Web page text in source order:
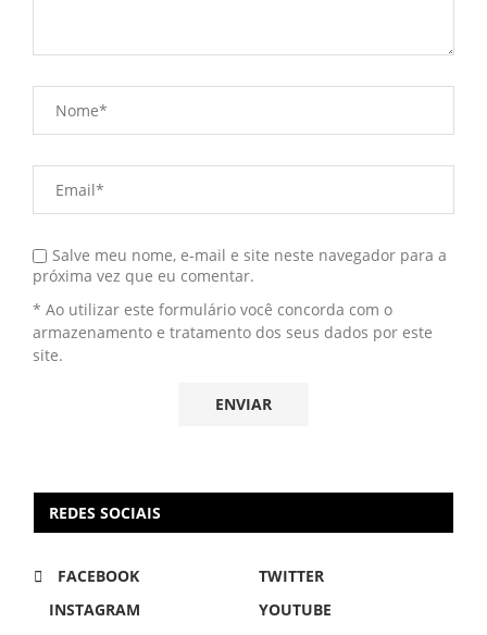
Salve meu nome, e-mail e site neste navegador para a
próxima vez que eu comentar.
* Ao utilizar este formulário você concorda com o
armazenamento e tratamento dos seus dados por este
site.
REDES SOCIAIS
FACEBOOK
TWITTER
INSTAGRAM
YOUTUBE